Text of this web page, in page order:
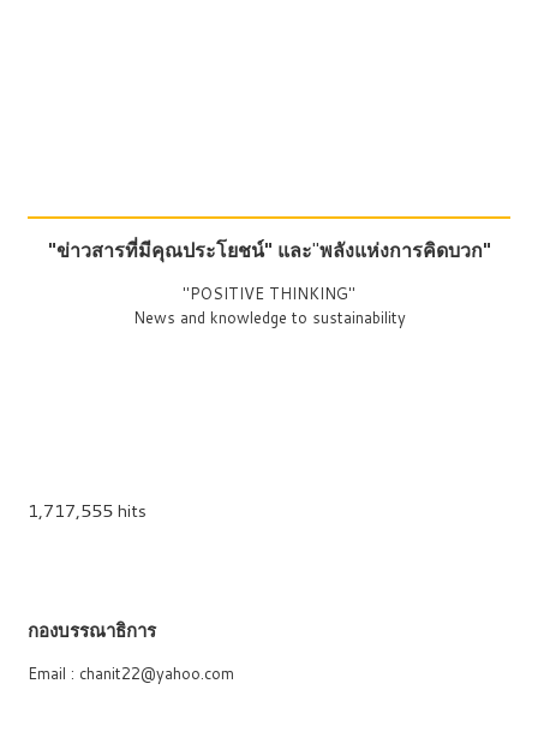
"ข่าวสารที่มีคุณประโยชน์" และ"พลังแห่งการคิดบวก"
"POSITIVE THINKING"
News and knowledge to sustainability
1,717,555 hits
กองบรรณาธิการ
Email : chanit22@yahoo.com